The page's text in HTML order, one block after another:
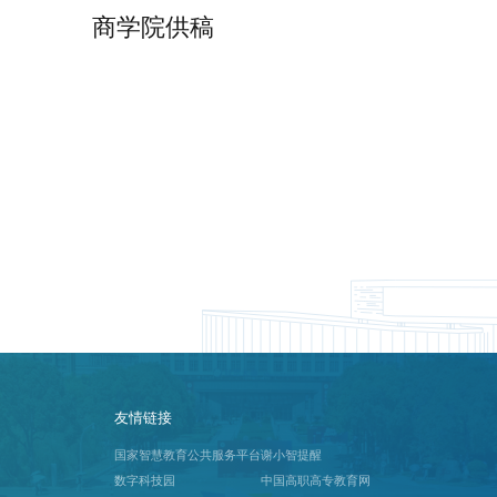
稿
友情链接
国家智慧教育公共服务平台
数字科技园
谢小智提醒
中国高职高专教育网